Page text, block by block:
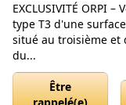
EXCLUSIVITÉ ORPI
type T3 d'une
situé au troisième
du...
Être